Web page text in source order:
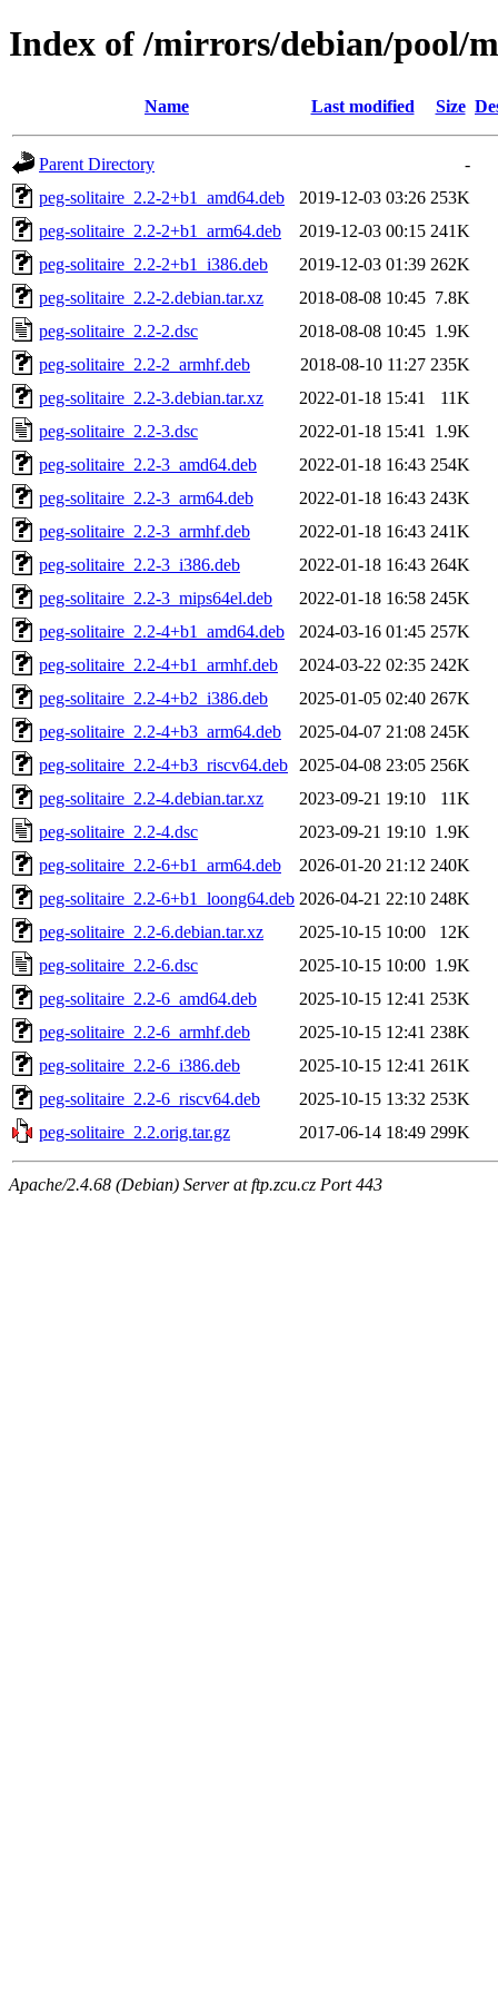
Index of /mirrors/debian/pool/
Name Last modified Size
Parent Directory
-
peg-solitaire_2.2-2+b1_amd64.deb
2019-12-03 03:26 253K
peg-solitaire_2.2-2+b1_arm64.deb
2019-12-03 00:15 241K
peg-solitaire_2.2-2+b1_i386.deb
2019-12-03 01:39 262K
peg-solitaire_2.2-2.debian.tar.xz
2018-08-08 10:45 7.8K
peg-solitaire_2.2-2.dsc
2018-08-08 10:45 1.9K
peg-solitaire_2.2-2_armhf.deb
2018-08-10 11:27 235K
peg-solitaire_2.2-3.debian.tar.xz
2022-01-18 15:41
11K
peg-solitaire_2.2-3.dsc
2022-01-18 15:41
1.9K
peg-solitaire_2.2-3_amd64.deb
2022-01-18 16:43 254K
peg-solitaire_2.2-3_arm64.deb
2022-01-18 16:43 243K
peg-solitaire_2.2-3_armhf.deb
2022-01-18 16:43 241K
peg-solitaire_2.2-3_i386.deb
2022-01-18 16:43 264K
peg-solitaire_2.2-3_mips64el.deb
2022-01-18 16:58 245K
peg-solitaire_2.2-4+b1_amd64.deb
2024-03-16 01:45 257K
peg-solitaire_2.2-4+b1_armhf.deb
2024-03-22 02:35 242K
peg-solitaire_2.2-4+b2_i386.deb
2025-01-05 02:40 267K
peg-solitaire_2.2-4+b3_arm64.deb
2025-04-07 21:08 245K
peg-solitaire_2.2-4+b3_riscv64.deb
2025-04-08 23:05 256K
peg-solitaire_2.2-4.debian.tar.xz
2023-09-21 19:10
11K
peg-solitaire_2.2-4.dsc
2023-09-21 19:10 1.9K
peg-solitaire_2.2-6+b1_arm64.deb
2026-01-20 21:12 240K
peg-solitaire_2.2-6+b1_loong64.deb 2026-04-21 22:10 248K
peg-solitaire_2.2-6.debian.tar.xz
2025-10-15 10:00
12K
peg-solitaire_2.2-6.dsc
2025-10-15 10:00 1.9K
peg-solitaire_2.2-6_amd64.deb
2025-10-15 12:41 253K
peg-solitaire_2.2-6_armhf.deb
2025-10-15 12:41 238K
peg-solitaire_2.2-6_i386.deb
2025-10-15 12:41 261K
peg-solitaire_2.2-6_riscv64.deb
2025-10-15 13:32 253K
peg-solitaire_2.2.orig.tar.gz
2017-06-14 18:49 299K
Apache/2.4.68 (Debian) Server at ftp.zcu.cz Port 443